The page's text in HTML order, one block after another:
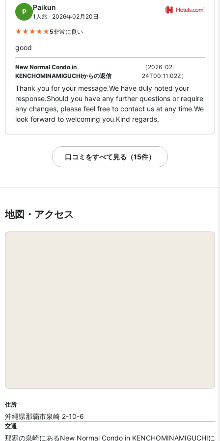
P
Paikun
1人旅 · 2026年02月20日
5非常に良い
good
New Normal Condo in
KENCHOMINAMIGUCHIからの返信
（2026-02-
24T00:11:02Z）
Thank you for your message.We have duly noted your
response.Should you have any further questions or require
any changes, please feel free to contact us at any time.We
look forward to welcoming you.Kind regards,
口コミをすべて見る（15件）
地図・アクセス
住所
沖縄県那覇市泉崎 2-10-6
交通
那覇の泉崎にあるNew Normal Condo in KENCHOMINAMIGUCHIに